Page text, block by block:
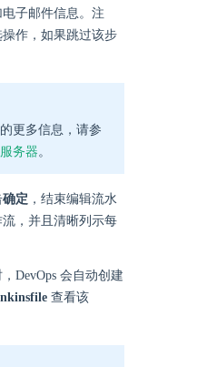
电子邮件信息。注
作，如果跳过该步
更多信息，请参
务器。
确定 ，结束编辑流水
，并且清晰列示每
DevOps 会自动创建
查看该